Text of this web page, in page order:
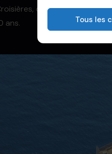
Tous les
qui est une
ans.